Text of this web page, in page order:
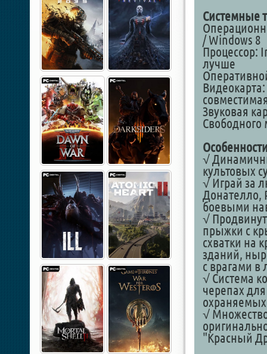
Системные
/ Windows 8
Процессор:
лучше
Звуковая
Свободного
√
культовых
√ Играй за
Донателло,
боевыми
√
прыжки с
схватки на
зданий,
с врагами в
√ Система
черепах
√
"Красный